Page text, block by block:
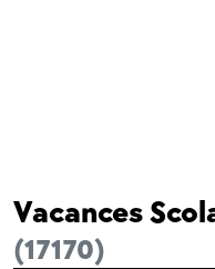
Vacances
(17170)